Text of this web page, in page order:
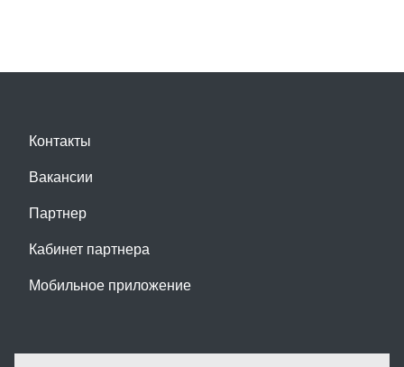
Контакты
Вакансии
Партнер
Кабинет партнера
Мобильное приложение